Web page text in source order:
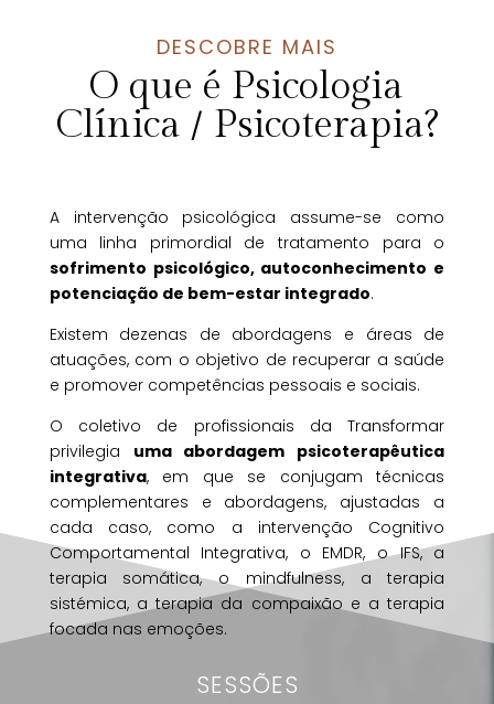
DESCOBRE MAIS
O que é Psicologia
Clínica / Psicoterapia?
A intervenção psicológica assume-se como
uma linha primordial de tratamento para o
sofrimento psicológico, autoconhecimento e
potenciação de bem-estar integrado.
Existem dezenas de abordagens e áreas de
atuações, com o objetivo de recuperar a saúde
e promover competências pessoais e sociais.
O coletivo de profissionais da Transformar
privilegia uma abordagem psicoterapêutica
integrativa, em que se conjugam técnicas
complementares e abordagens, ajustadas a
cada caso, como a intervenção Cognitivo
Comportamental Integrativa, o EMDR, o IFS, a
terapia somática, o mindfulness, a terapia
sistémica, a terapia da compaixão e a terapia
focada nas emoções.
SESSÕES